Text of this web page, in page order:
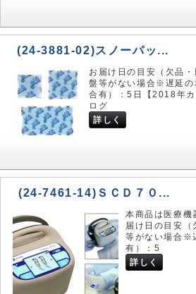
(24-3881-02)スノーパッ...
お届け日の目安（欠品・
盤等がない場合※遅延の
合有）：5日【2018年カ
ログ
詳しく
(24-7461-14)ＳＣＤ７０...
本商品は医療機
届け日の目安（
等がない場合※
有）：5
詳しく